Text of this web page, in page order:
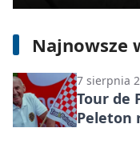
Najnowsze
Niepotrzebny
piwnicy
7 sierpnia
Tour de
Peleton